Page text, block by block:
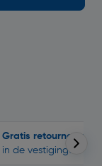
Gratis retourneren
in de vestigingen